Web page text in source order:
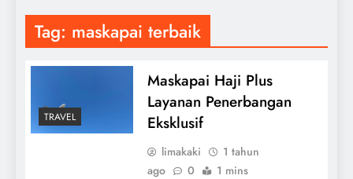
Tag: maskapai terbaik
TRAVEL
Maskapai Haji Plus
Layanan Penerbangan
Eksklusif
limakaki
1 tahun
ago
0 1 mins